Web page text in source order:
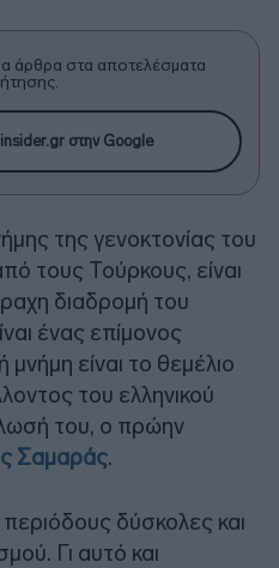
άρθρα στα αποτελέσματα
στην Google
της γενοκτονίας του
τους Τούρκους, είναι
διαδρομή του
ένας επίμονος
είναι το θεμέλιο
του ελληνικού
του, ο πρώην
Σαμαράς.
δύσκολες και
Γι αυτό και